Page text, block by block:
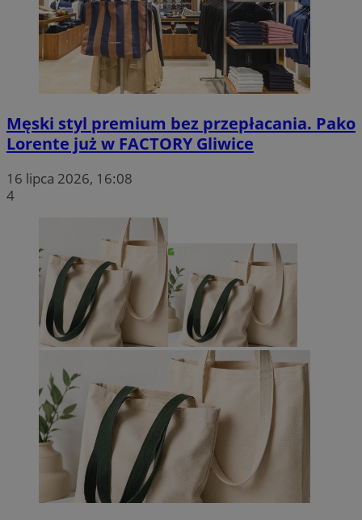
Męski styl premium bez przepłacania. Pako
Lorente już w FACTORY Gliwice
16 lipca 2026, 16:08
4